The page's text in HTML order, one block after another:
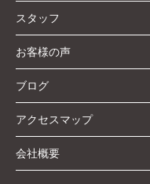
スタッフ
お客様の声
ブログ
アクセスマップ
会社概要